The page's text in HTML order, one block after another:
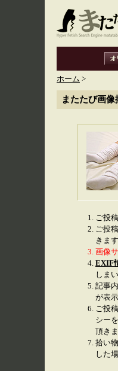
ホーム >
またたび画像
ご投
ご投
きま
画像
EXIF
しま
記事
が表
ご投
シー
頂きま
拾い
した